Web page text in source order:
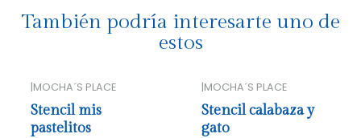
También podría interesarte uno de
estos
|MOCHA´S PLACE
Stencil mis
pastelitos
|MOCHA´S PLACE
Stencil calabaza y
gato